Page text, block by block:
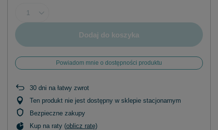
Dodaj do koszyka
Powiadom mnie o dostępności produktu
30 dni na łatwy zwrot
Ten produkt nie jest dostępny w sklepie stacjonarnym
Bezpieczne zakupy
Kup na raty (oblicz ratę)